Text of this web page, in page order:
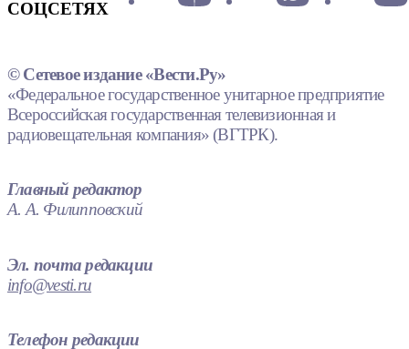
СОЦСЕТЯХ
© Сетевое издание «Вести.Ру»
«Федеральное государственное унитарное предприятие
Всероссийская государственная телевизионная и
радиовещательная компания» (ВГТРК).
Главный редактор
А. А. Филипповский
Эл. почта редакции
info@vesti.ru
Телефон редакции